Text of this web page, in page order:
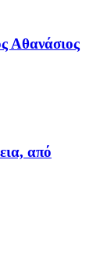
Αθανάσιος
από